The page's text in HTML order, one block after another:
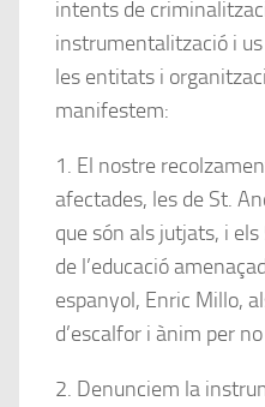
intents de
instrumentalització i
les entitats i
manifestem:
1. El nostre
afectades, les de St.
que són als jutjats, i
de l’educació
espanyol, Enric Millo,
d’escalfor i ànim per
2. Denunciem la